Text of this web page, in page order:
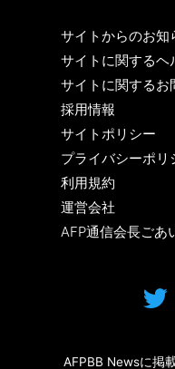
サイトからのお知
サイトに関するヘ
サイトに関するお
採用情報
サイトポリシー
プライバシーポリ
利用規約
運営会社
AFP通信会長ごあ
AFPBB Newsに掲